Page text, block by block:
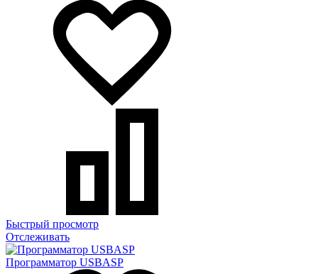
Быстрый просмотр
Отслеживать
Программатор USBASP